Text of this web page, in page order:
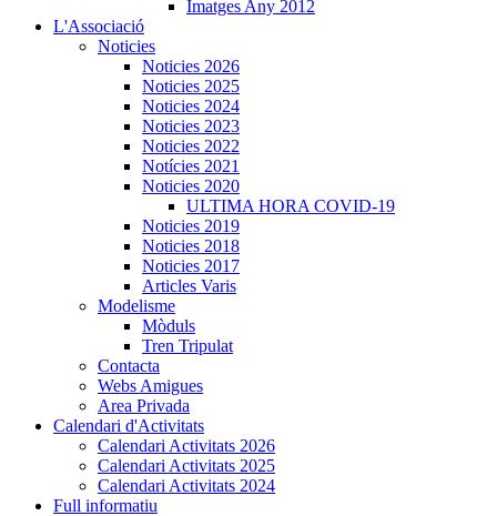
Imatges Any 2012
L'Associació
Noticies
Noticies 2026
Noticies 2025
Noticies 2024
Noticies 2023
Noticies 2022
Notícies 2021
Noticies 2020
ULTIMA HORA COVID-19
Noticies 2019
Noticies 2018
Noticies 2017
Articles Varis
Modelisme
Mòduls
Tren Tripulat
Contacta
Webs Amigues
Area Privada
Calendari d'Activitats
Calendari Activitats 2026
Calendari Activitats 2025
Calendari Activitats 2024
Full informatiu